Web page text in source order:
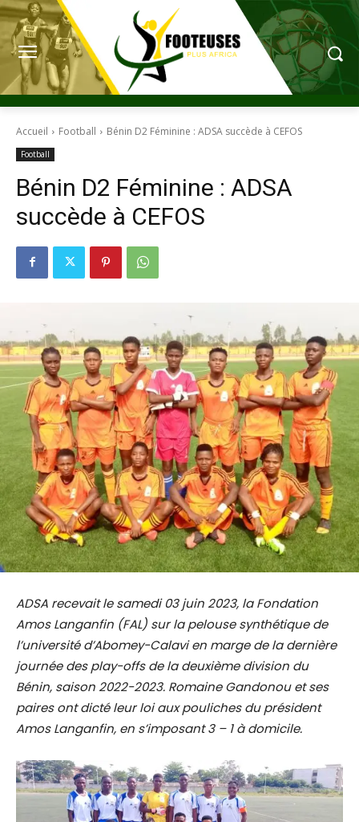
Accueil Football Bénin D2 Féminine : ADSA succède à CEFOS
Football
Bénin D2 Féminine : ADSA
succède à CEFOS
ADSA recevait le samedi 03 juin 2023, la Fondation
Amos Langanfin (FAL) sur la pelouse synthétique de
l’université d’Abomey-Calavi en marge de la dernière
journée des play-offs de la deuxième division du
Bénin, saison 2022-2023. Romaine Gandonou et ses
paires ont dicté leur loi aux pouliches du président
Amos Langanfin, en s’imposant 3 – 1 à domicile.